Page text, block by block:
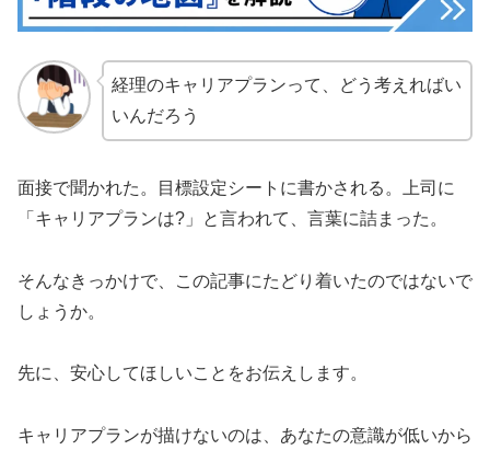
経理のキャリアプランって、どう考えればい
いんだろう
面接で聞かれた。目標設定シートに書かされる。上司に
「キャリアプランは?」と言われて、言葉に詰まった。
そんなきっかけで、この記事にたどり着いたのではないで
しょうか。
先に、安心してほしいことをお伝えします。
キャリアプランが描けないのは、あなたの意識が低いから